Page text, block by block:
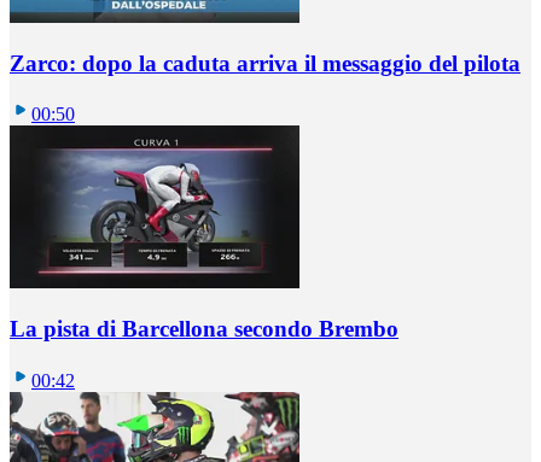
Zarco: dopo la caduta arriva il messaggio del pilota
00:50
La pista di Barcellona secondo Brembo
00:42